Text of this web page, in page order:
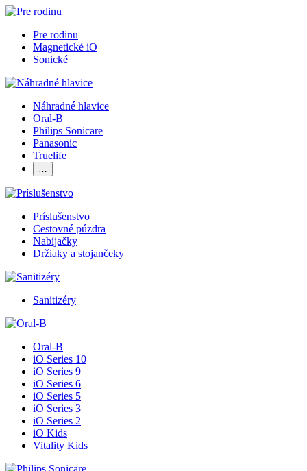
Pre rodinu
Magnetické iO
Sonické
Náhradné hlavice
Oral-B
Philips Sonicare
Panasonic
Truelife
…
Príslušenstvo
Cestovné púzdra
Nabíjačky
Držiaky a stojančeky
Sanitizéry
Oral-B
iO Series 10
iO Series 9
iO Series 6
iO Series 5
iO Series 3
iO Series 2
iO Kids
Vitality Kids